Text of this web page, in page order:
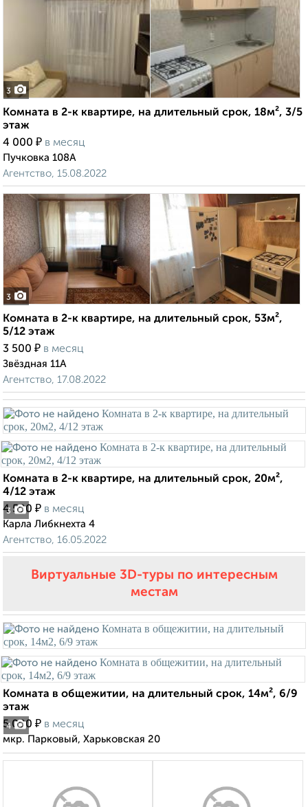
3
Комната в 2-к квартире, на длительный срок, 18м², 3/5
этаж
4 000 ₽ в месяц
Пучковка 108А
Агентство, 15.08.2022
3
Комната в 2-к квартире, на длительный срок, 53м²,
5/12 этаж
3 500 ₽ в месяц
Звёздная 11А
Агентство, 17.08.2022
3
Комната в 2-к квартире, на длительный срок, 20м²,
4/12 этаж
4 500 ₽ в месяц
Карла Либкнехта 4
Агентство, 16.05.2022
Виртуальные 3D-туры по интересным
местам
4
Комната в общежитии, на длительный срок, 14м², 6/9
этаж
5 000 ₽ в месяц
мкр. Парковый, Харьковская 20